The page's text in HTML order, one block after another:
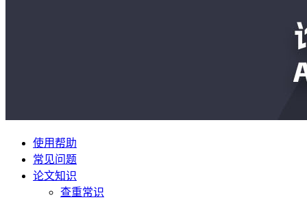
使用帮助
常见问题
论文知识
查重常识